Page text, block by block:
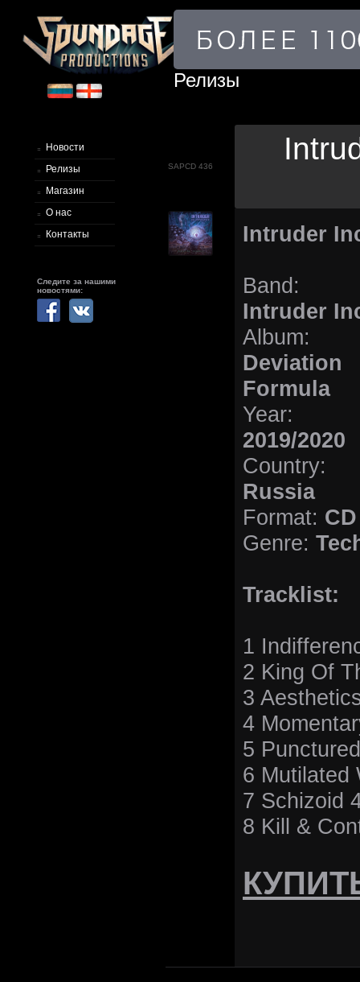
Новости
Релизы
Магазин
О нас
Контакты
Следите за нашими
новостями:
Релизы
SAPCD 436
Intruder
Band:
Intruder
Album:
Deviation
Formula
Year:
2019/2020
Country:
Russia
Format: CD
Genre:
Tracklist:
1
2 King Of
3
4
5
6 Mutilated
7 Schizoid
8 Kill &